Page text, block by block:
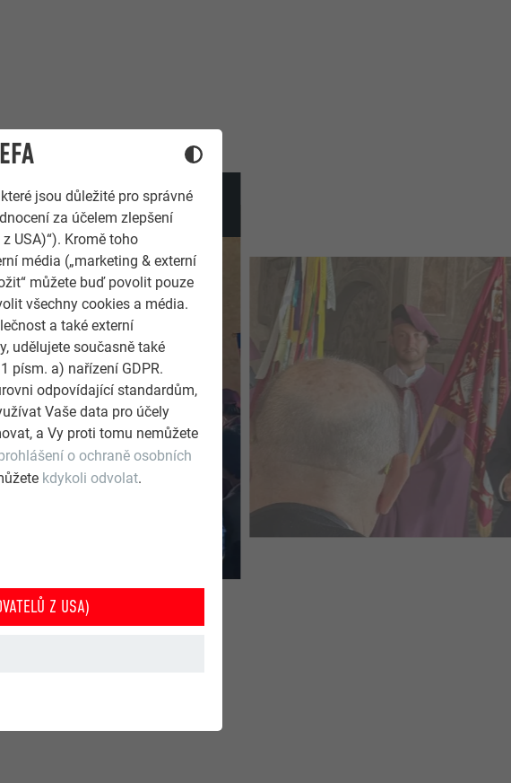
jsou důležité pro správné
za účelem zlepšení
USA)“). Kromě toho
média („marketing & externí
můžete buď povolit pouze
všechny cookies a média.
a také externí
udělujete současně také
písm. a) nařízení GDPR.
odpovídající standardům,
Vaše data pro účely
a Vy proti tomu nemůžete
o ochraně osobních
kdykoli odvolat.
Z USA)